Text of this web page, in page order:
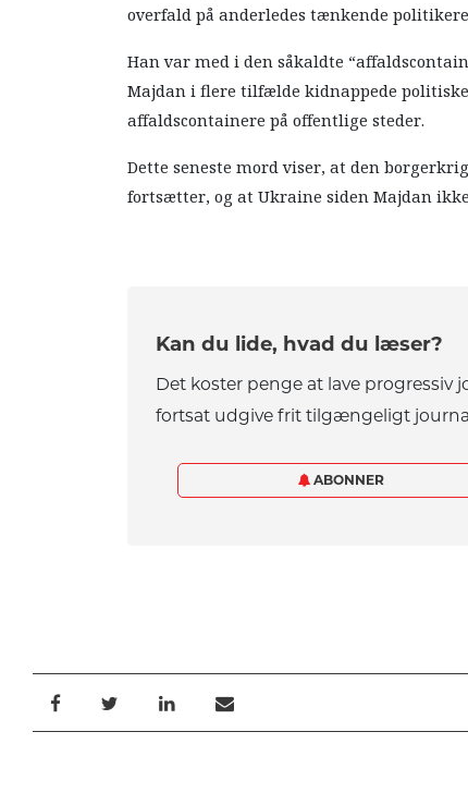
overfald på anderledes tænkende
Han var med i den såkaldte
Majdan i flere tilfælde kidnappede
affaldscontainere på offentlige steder.
Dette seneste mord viser, at den
fortsætter, og at Ukraine siden Majdan
Kan du lide, hvad du læser?
Det koster penge at lave progressiv
fortsat udgive frit tilgængeligt
ABONNER